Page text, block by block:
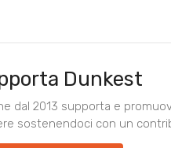
Dunkest
dal 2013 supporta e
sostenendoci con un